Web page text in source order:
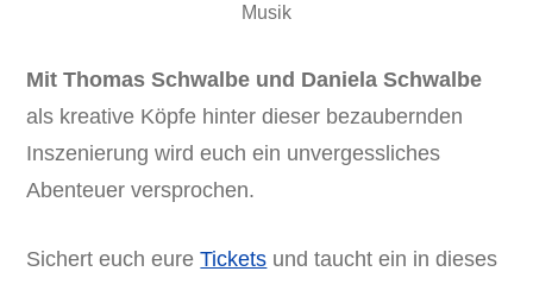
Musik
Mit Thomas Schwalbe und Daniela Schwalbe
als kreative Köpfe hinter dieser bezaubernden
Inszenierung wird euch ein unvergessliches
Abenteuer versprochen.
Sichert euch eureTickets und taucht ein in dieses